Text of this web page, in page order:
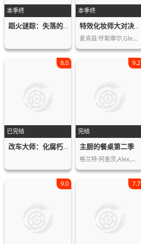
本季终
蹈火谜踪：失落的女儿第一季
本季终
特效化妆师大对决第六季
麦肯兹·怀斯摩尔,Glenn,Hetrick
已完结
8.0
改车大师：化腐朽为神奇第三季
完结
9.2
主厨的餐桌第二季
格兰特·阿查茨,Alex,Atala,Domi…
9.0 7.7